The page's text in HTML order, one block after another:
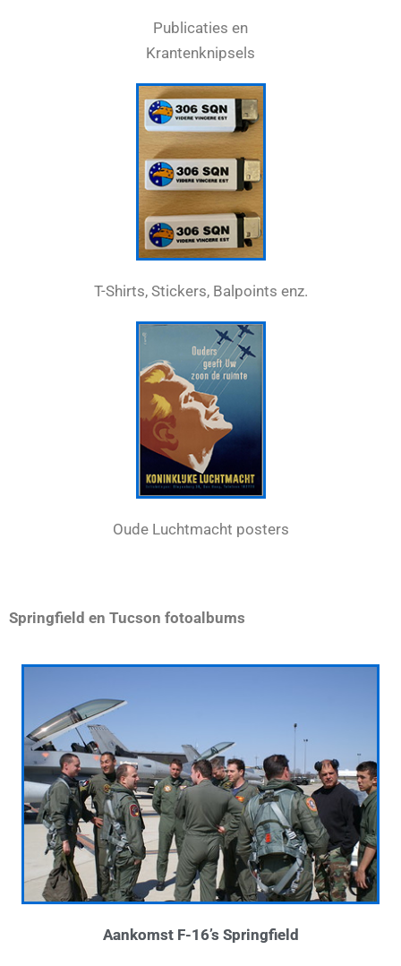
Publicaties en
Krantenknipsels
T-Shirts, Stickers, Balpoints enz.
Oude Luchtmacht posters
Springfield en Tucson fotoalbums
Aankomst F-16’s Springfield